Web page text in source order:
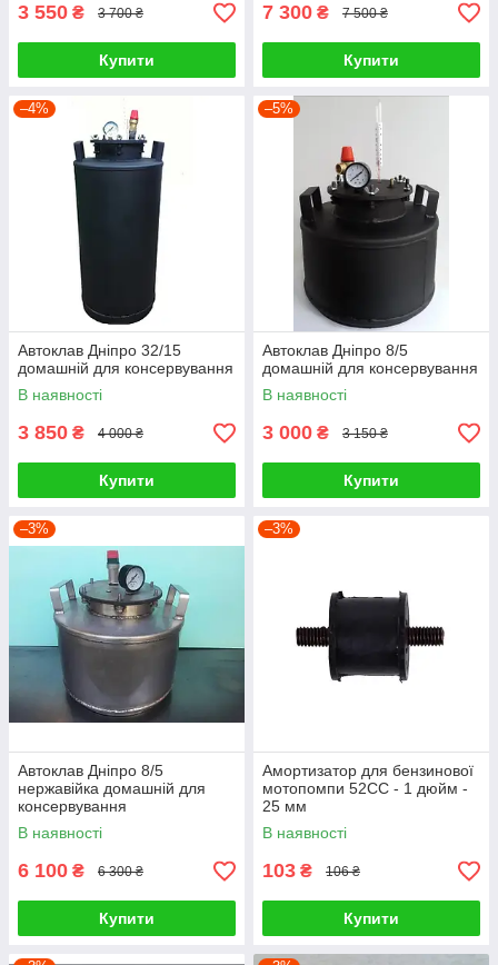
3 550 ₴ 3 700 ₴
Купити
7 300 ₴ 7 500 ₴
Купити
–4%
Автоклав Дніпро 32/15
домашній для консервування
В наявності
3 850 ₴ 4 000 ₴
Купити
–5%
Автоклав Дніпро 8/5
домашній для консервування
В наявності
3 000 ₴ 3 150 ₴
Купити
–3%
Автоклав Дніпро 8/5
нержавійка домашній для
консервування
В наявності
6 100 ₴ 6 300 ₴
Купити
–3%
Амортизатор для бензинової
мотопомпи 52СС - 1 дюйм -
25 мм
В наявності
103 ₴ 106 ₴
Купити